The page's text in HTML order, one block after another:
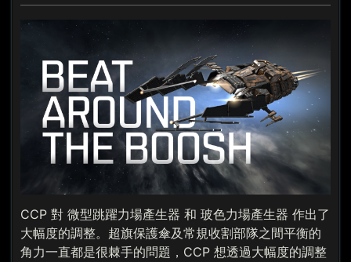
CCP 對 微型跳躍力場產生器 和 玻色力場產生器 作出了
大幅度的調整。超旗保護傘及常規收割部隊之間平衡的
角力一直都是很棘手的問題，CCP 想透過大幅度的調整